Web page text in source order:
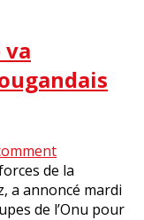
de la
a annoncé mardi
de l’Onu pour